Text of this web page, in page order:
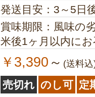
発送目安：3～5日
賞味期限：風味の
米後1ヶ月以内に
￥3,390 ～ (送料
売切れ のし可 定